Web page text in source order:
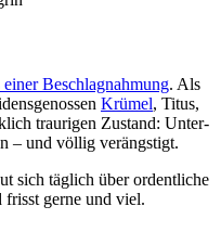
ein­er Be­schlag­nahm­ung. Als
Krümel, Titus,
trau­rig­en Zu­stand: Un­ter­
– und völl­ig ver­ängs­tigt.
sich täg­lich über or­dent­liche
frisst ger­ne und viel.